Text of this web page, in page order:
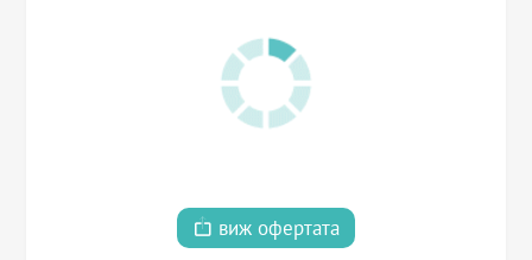
виж офертата